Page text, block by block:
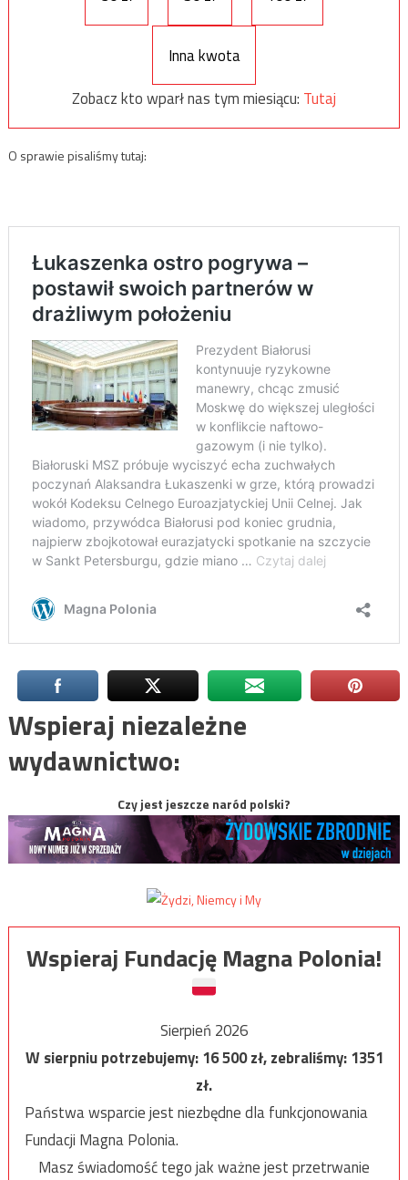
Inna kwota
Zobacz kto wparł nas tym miesiącu: Tutaj
O sprawie pisaliśmy tutaj:
Wspieraj niezależne
wydawnictwo:
Czy jest jeszcze naród polski?
Wspieraj Fundację Magna Polonia!
Sierpień 2026
W sierpniu potrzebujemy:16 500zł, zebraliśmy:1351
zł.
Państwa wsparcie jest niezbędne dla funkcjonowania
Fundacji Magna Polonia.
Masz świadomość tego jak ważne jest przetrwanie